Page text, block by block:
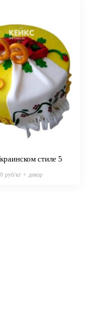
стиле 5
руб/кг + декор